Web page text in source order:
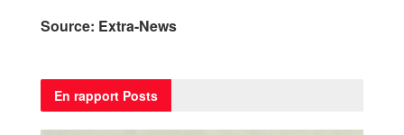
Source: Extra-News
En rapport Posts